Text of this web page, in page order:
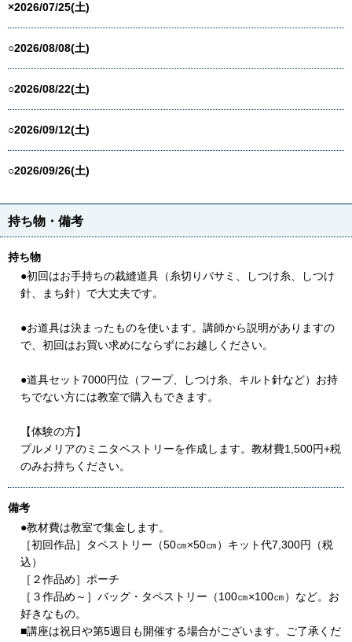
×2026/07/25(土)
○2026/08/08(土)
○2026/08/22(土)
○2026/09/12(土)
○2026/09/26(土)
持ち物・備考
持ち物
●初回はお手持ちの裁縫道具（糸切りバサミ、しつけ糸、しつけ
針、まち針）で大丈夫です。
●お道具は決まったものを使います。講師から説明がありますの
で、初回はお買い求めにならずにお越しください。
●道具セット7000円位（フープ、しつけ糸、キルト針など）お持
ちでない方には教室で購入もできます。
【体験の方】
プルメリアのミニタペストリーを作成します。教材費1,500円+税
のみお持ちください。
備考
●教材費は教室で集金します。
［初回作品］タペストリー（50㎝×50㎝）キット代7,300円（税
込）
［２作品め］ポーチ
［３作品め～］バッグ・タペストリー（100㎝×100㎝）など。お
好きなもの。
■講座は祝日や第5週目も開催する場合がございます。ご了承くだ